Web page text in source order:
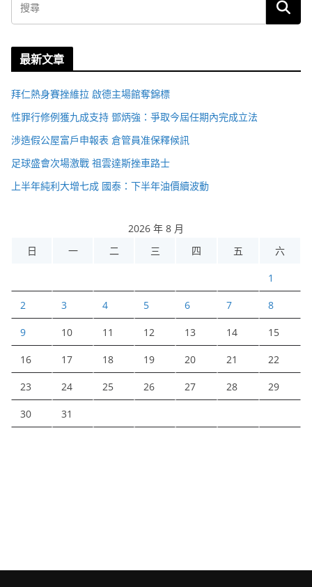
最新文章
拜仁熱身賽挫維拉 啟德主場館奪錦標
性罪行修例獲九成支持 鄧炳強：爭取今屆任期內完成立法
涉造假公屋富戶申報表 倉管員准保釋候訊
足球盛會次場激戰 祖雲達斯挫車路士
上半年純利大增七成 國泰：下半年油價續波動
2026 年 8 月
日
一 二 三 四 五 六
1
2 3 4 5 6 7 8
9 10 11 12 13 14 15
16 17 18 19 20 21 22
23 24 25 26 27 28 29
30 31